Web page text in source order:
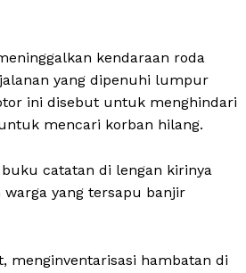
kendaraan roda
yang dipenuhi lumpur
ini disebut untuk menghindari
mencari korban hilang.
catatan di lengan kirinya
yang tersapu banjir
menginventarisasi hambatan di